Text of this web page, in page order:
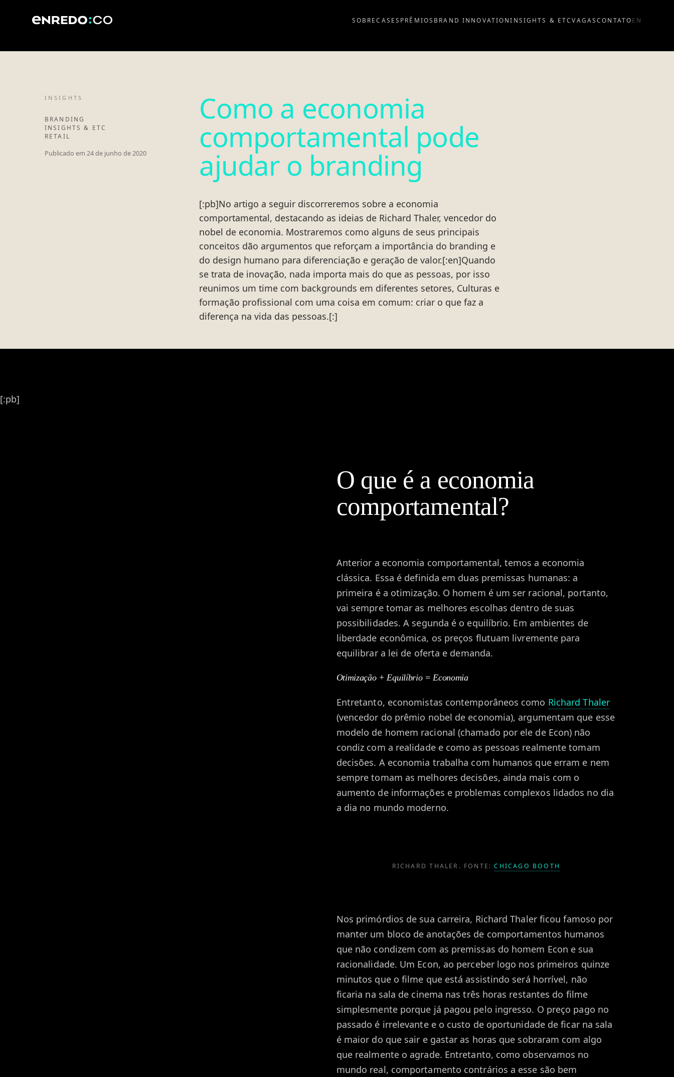
SOBRECASES PRÊMIOS BRAND INNOVATIONINSIGHTS & ETCVAGASCONTATOEN
INSIGHTS
BRANDING
INSIGHTS & ETC
RETAIL
Publicado em 24 de junho de 2020
Como a economia
comportamental pode
ajudar o branding
[:pb]No artigo a seguir discorreremos sobre a economia
comportamental, destacando as ideias de Richard Thaler, vencedor do
nobel de economia. Mostraremos como alguns de seus principais
conceitos dão argumentos que reforçam a importância do branding e
do design humano para diferenciação e geração de valor.[:en]Quando
se trata de inovação, nada importa mais do que as pessoas, por isso
reunimos um time com backgrounds em diferentes setores, Culturas e
formação profissional com uma coisa em comum: criar o que faz a
diferença na vida das pessoas.[:]
[:pb]
O que é a economia
comportamental?
Anterior a economia comportamental, temos a economia
clássica. Essa é definida em duas premissas humanas: a
primeira é a otimização. O homem é um ser racional, portanto,
vai sempre tomar as melhores escolhas dentro de suas
possibilidades. A segunda é o equilíbrio. Em ambientes de
liberdade econômica, os preços flutuam livremente para
equilibrar a lei de oferta e demanda.
Otimização + Equilíbrio = Economia
Entretanto, economistas contemporâneos como Richard Thaler
(vencedor do prêmio nobel de economia), argumentam que esse
modelo de homem racional (chamado por ele de Econ) não
condiz com a realidade e como as pessoas realmente tomam
decisões. A economia trabalha com humanos que erram e nem
sempre tomam as melhores decisões, ainda mais com o
aumento de informações e problemas complexos lidados no dia
a dia no mundo moderno.
RICHARD THALER. FONTE:CHICAGO BOOTH
Nos primórdios de sua carreira, Richard Thaler ficou famoso por
manter um bloco de anotações de comportamentos humanos
que não condizem com as premissas do homem Econ e sua
racionalidade. Um Econ, ao perceber logo nos primeiros quinze
minutos que o filme que está assistindo será horrível, não
ficaria na sala de cinema nas três horas restantes do filme
simplesmente porque já pagou pelo ingresso. O preço pago no
passado é irrelevante e o custo de oportunidade de ficar na sala
é maior do que sair e gastar as horas que sobraram com algo
que realmente o agrade. Entretanto, como observamos no
mundo real, comportamento contrários a esse são bem